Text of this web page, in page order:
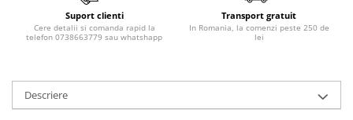
Adeziv dentar si ingrijire proteza
Igiena intima
Geluri si deodorante igiena intima
Produse manichiura & pedichiura
Suport clienti
Cere detalii si comanda rapid la
telefon 0738663779 sau whatshapp
Transport gratuit
In Romania, la comenzi peste 250 de
lei
Descriere